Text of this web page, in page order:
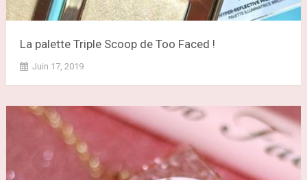
La palette Triple Scoop de Too Faced !
Juin 17, 2019